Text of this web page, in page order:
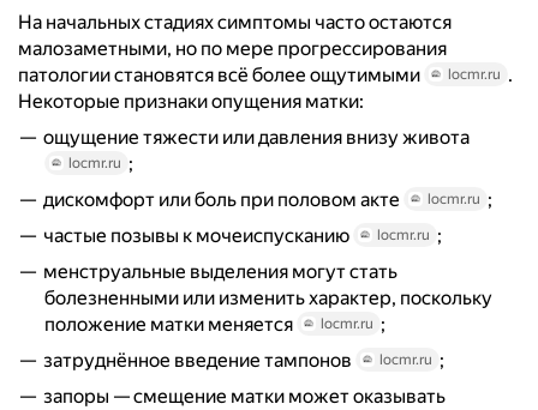
На начальных стадиях симптомы часто остаются
малозаметными, но по мере прогрессирования
патологии становятся всё более ощутимыми
locmr.ru .
Некоторые признаки опущения матки:
ощущение тяжести или давления внизу живота
locmr.ru ;
дискомфорт или боль при половом акте
locmr.ru ;
частые позывы к мочеиспусканию
locmr.ru ;
менструальные выделения могут стать
болезненными или изменить характер, поскольку
положение матки меняется
locmr.ru ;
затруднённое введение тампонов
locmr.ru ;
запоры — смещение матки может оказывать